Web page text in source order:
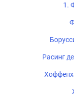
1.
Расинг